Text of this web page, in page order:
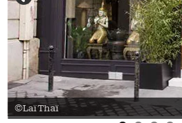
©Laï Thaï